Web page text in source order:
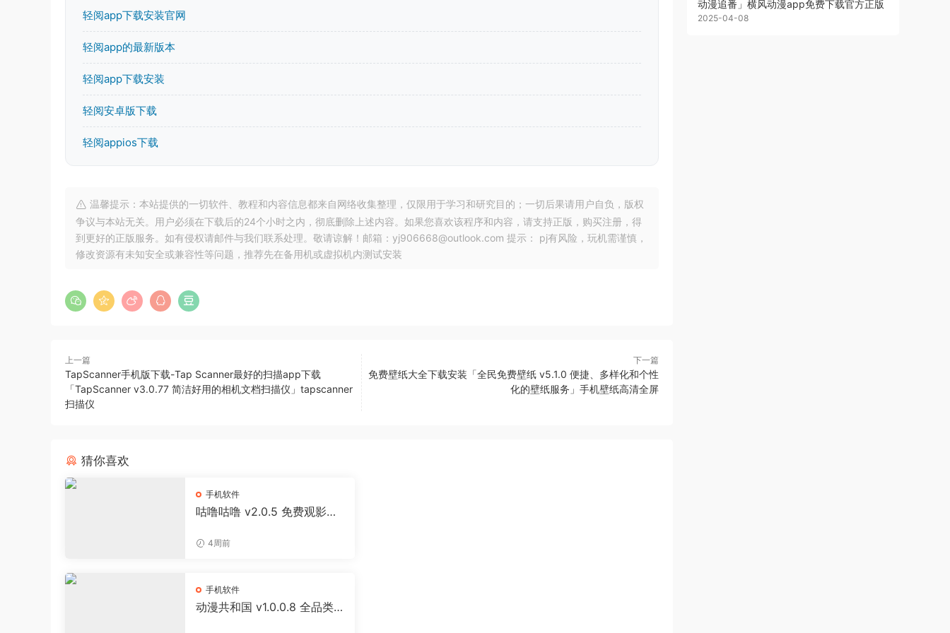
轻阅app下载安装官网
轻阅app的最新版本
轻阅app下载安装
轻阅安卓版下载
轻阅appios下载
温馨提示：本站提供的一切软件、教程和内容信息都来自网络收集整理，仅限用于学习和研究目的；一切后果请用户自负，版权
争议与本站无关。用户必须在下载后的24个小时之内，彻底删除上述内容。如果您喜欢该程序和内容，请支持正版，购买注册，得
到更好的正版服务。如有侵权请邮件与我们联系处理。敬请谅解！邮箱：yj906668@outlook.com 提示： pj有风险，玩机需谨慎，
修改资源有未知安全或兼容性等问题，推荐先在备用机或虚拟机内测试安装
上一篇
TapScanner手机版下载-Tap Scanner最好的扫描app下载
「TapScanner v3.0.77 简洁好用的相机文档扫描仪」tapscanner
扫描仪
下一篇
免费壁纸大全下载安装「全民免费壁纸 v5.1.0 便捷、多样化和个性
化的壁纸服务」手机壁纸高清全屏
猜你喜欢
手机软件
咕噜咕噜 v2.0.5 免费观影神
4周前
手机软件
动漫共和国 v1.0.0.8 全品类
动漫追番」横风动漫app免费下载官方正版
2025-04-08